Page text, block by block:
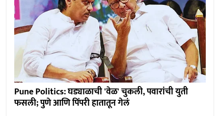
Pune Politics: घड्याळाची 'वेळ' चुकली, पवारांची युती
फसली; पुणे आणि पिंपरी हातातून गेलं